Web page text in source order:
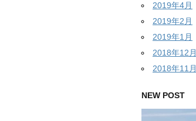
2019年4月
2019年2月
2019年1月
2018年12月
2018年11月
NEW POST